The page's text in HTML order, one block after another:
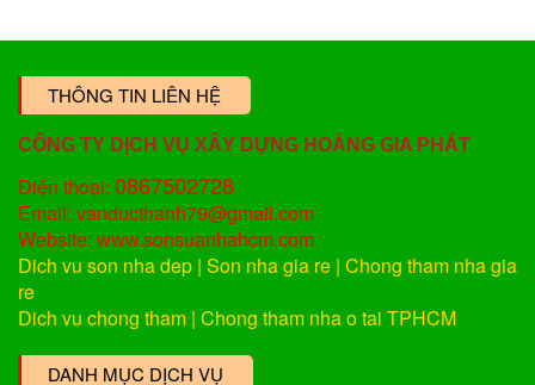
THÔNG TIN LIÊN HỆ
CÔNG TY DỊCH VỤ XÂY DỰNG HOÀNG GIA PHÁT
Điện thoại: 0867502728
Email: vanducthanh79@gmail.com
Website: www.sonsuanhahcm.com
Dich vu son nha dep | Son nha gia re | Chong tham nha gia
re
Dich vu chong tham | Chong tham nha o tai TPHCM
DANH MỤC DỊCH VỤ